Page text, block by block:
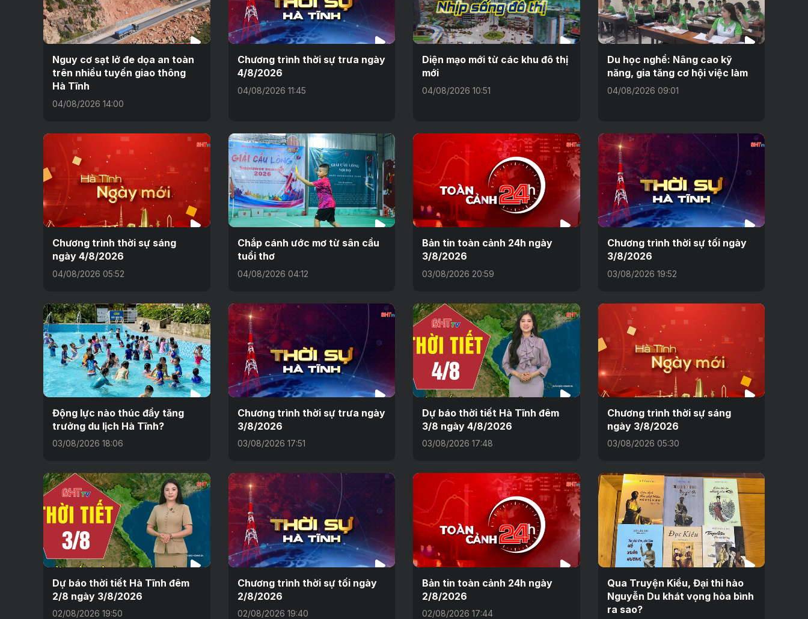
Nguy cơ sạt lở đe dọa an toàn
trên nhiều tuyến giao thông
Hà Tĩnh
04/08/2026 14:00
Chương trình thời sự trưa ngày
4/8/2026
04/08/2026 11:45
Diện mạo mới từ các khu đô thị
mới
04/08/2026 10:51
Du học nghề: Nâng cao kỹ
năng, gia tăng cơ hội việc làm
04/08/2026 09:01
Chương trình thời sự sáng
ngày 4/8/2026
04/08/2026 05:52
Chắp cánh ước mơ từ sân cầu
tuổi thơ
04/08/2026 04:12
Bản tin toàn cảnh 24h ngày
3/8/2026
03/08/2026 20:59
Chương trình thời sự tối ngày
3/8/2026
03/08/2026 19:52
Động lực nào thúc đẩy tăng
trưởng du lịch Hà Tĩnh?
03/08/2026 18:06
Chương trình thời sự trưa ngày
3/8/2026
03/08/2026 17:51
Dự báo thời tiết Hà Tĩnh đêm
3/8 ngày 4/8/2026
03/08/2026 17:48
Chương trình thời sự sáng
ngày 3/8/2026
03/08/2026 05:30
Dự báo thời tiết Hà Tĩnh đêm
2/8 ngày 3/8/2026
02/08/2026 19:50
Chương trình thời sự tối ngày
2/8/2026
02/08/2026 19:40
Bản tin toàn cảnh 24h ngày
2/8/2026
02/08/2026 17:44
Qua Truyện Kiều, Đại thi hào
Nguyễn Du khát vọng hòa bình
ra sao?